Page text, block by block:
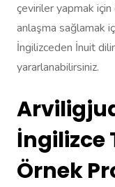
çeviriler yapmak
anlaşma sağlamak
İngilizceden İnuit
yararlanabilirsiniz.
İngilizce
Örnek